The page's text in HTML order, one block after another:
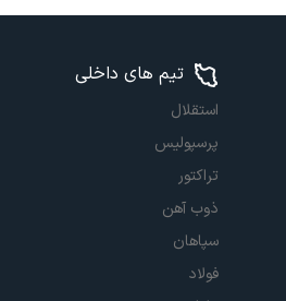
تیم های داخلی
استقلال
پرسپولیس
تراکتور
ذوب آهن
سپاهان
فولاد